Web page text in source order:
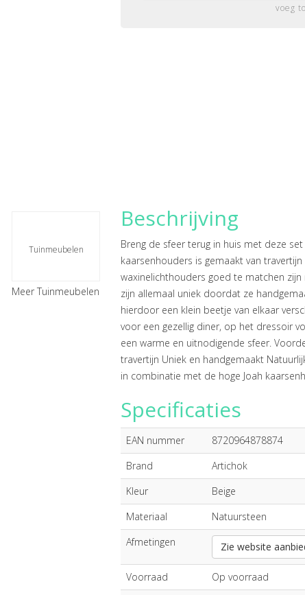
voeg
Tuinmeubelen
Meer Tuinmeubelen
Beschrijving
Breng de sfeer terug in huis met deze
kaarsenhouders is gemaakt van
waxinelichthouders goed te matchen
zijn allemaal uniek doordat ze
hierdoor een klein beetje van elkaar
voor een gezellig diner, op het dressoir
een warme en uitnodigende sfeer.
travertijn Uniek en handgemaakt
in combinatie met de hoge Joah
Specificaties
EAN nummer
8720964878874
Brand
Artichok
Kleur
Beige
Materiaal
Natuursteen
Afmetingen
Zie website
Voorraad
Op voorraad